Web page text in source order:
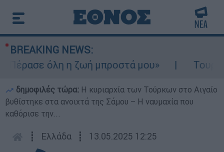
BREAKING NEWS:
όλη η ζωή μπροστά μου»
δημοφιλές τώρα: Η κυριαρχία των Τούρκων στο Αιγαίο
βυθίστηκε στα ανοιχτά της Σάμου – Η ναυμαχία που
καθόρισε την...
┋ Ελλάδα ┋ 13.05.2025 12:25